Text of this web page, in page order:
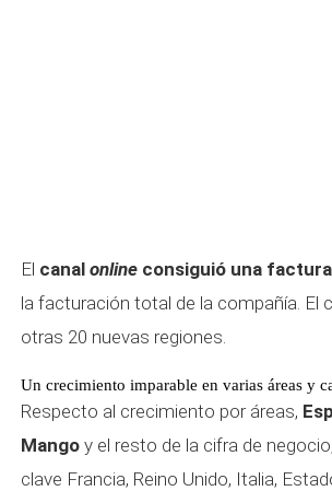
El canal online consiguió una
la facturación total de la compañía. El
otras 20 nuevas regiones.
Un crecimiento imparable en varias áreas y
Respecto al crecimiento por áreas,
Mango y el resto de la cifra de
clave Francia, Reino Unido, Italia,